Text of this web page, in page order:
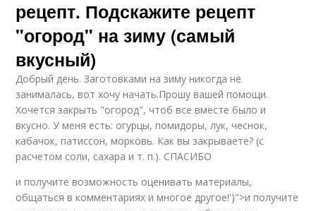
рецепт. Подскажите рецепт
"огород" на зиму (самый
вкусный)
Добрый день. Заготовками на зиму никогда не
занималась, вот хочу начать.Прошу вашей помощи.
Хочется закрыть "огород", чтоб все вместе было и
вкусно. У меня есть: огурцы, помидоры, лук, чеснок,
кабачок, патиссон, морковь. Как вы закрываете? (с
расчетом соли, сахара и т. п.). СПАСИБО
и получите возможность оценивать материалы,
общаться в комментариях и многое другое!')">и получите